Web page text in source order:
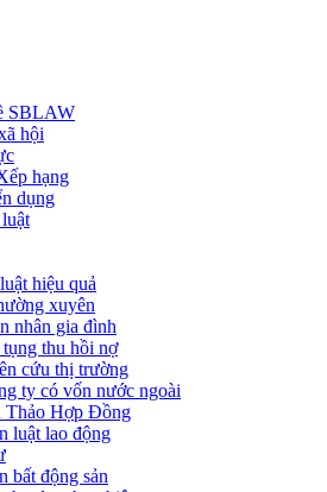
SBLAW
hội
hạng
dụng
hiệu quả
xuyên
nhân gia đình
thu hồi nợ
cứu thị trường
ty có vốn nước ngoài
Thảo Hợp Đồng
luật lao động
bất động sản